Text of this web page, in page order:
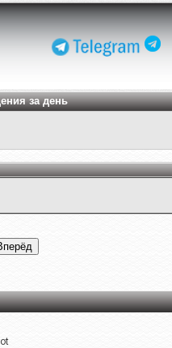
за день